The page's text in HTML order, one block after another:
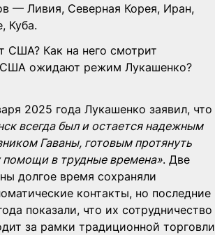
— Ливия, Северная Корея, Иран,
Куба.
США? Как на него смотрит
США ожидают режим Лукашенко?
2025 года Лукашенко заявил, что
всегда был и остается надежным
Гаваны, готовым протянуть
помощи в трудные времена». Две
долгое время сохраняли
контакты, но последние
показали, что их сотрудничество
за рамки традиционной торговли